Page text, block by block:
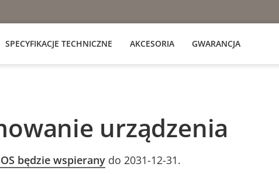
SPECYFIKACJE TECHNICZNE AKCESORIA GWARANCJA
urządzenia
będzie wspieranydo 2031-12-31.